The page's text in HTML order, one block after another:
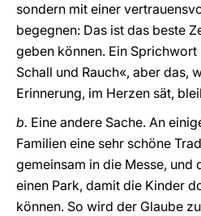
sondern mit einer
begegnen: Das ist das beste
geben können. Ein Sprichwort
Schall und Rauch«, aber das,
Erinnerung, im Herzen sät,
b. Eine andere Sache. An
Familien eine sehr schöne
gemeinsam in die Messe, und
einen Park, damit die Kinder
können. So wird der Glaube